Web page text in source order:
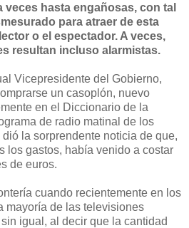
hasta engañosas, con tal
para atraer de esta
o el espectador. A veces,
resultan incluso alarmistas.
Vicepresidente del Gobierno,
un casoplón, nuevo
en el Diccionario de la
de radio matinal de los
la sorprendente noticia de que,
los gastos, había venido a costar
de euros.
cuando recientemente en los
mayoría de las televisiones
igual, al decir que la cantidad